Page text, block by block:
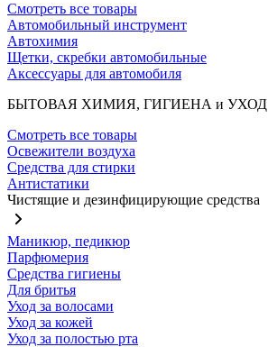
Смотреть все товары
Автомобильный инструмент
Автохимия
Щетки, скребки автомобильные
Аксессуары для автомобиля
БЫТОВАЯ ХИМИЯ, ГИГИЕНА и УХОД
Смотреть все товары
Освежители воздуха
Средства для стирки
Антистатики
Чистящие и дезинфицирующие средства
Маникюр, педикюр
Парфюмерия
Средства гигиены
Для бритья
Уход за волосами
Уход за кожей
Уход за полостью рта